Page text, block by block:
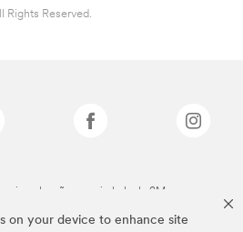
on your device to enhance site
Reserved.
são propriedade da 3M.